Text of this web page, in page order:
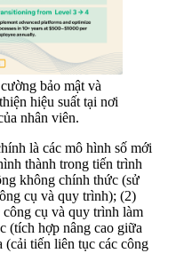
bảo mật và
hiệu suất tại nơi
nhân viên.
là các mô hình số mới
thành trong tiến trình
không chính thức (sử
cụ và quy trình); (2)
công cụ và quy trình làm
(tích hợp nâng cao giữa
tiến liên tục các công